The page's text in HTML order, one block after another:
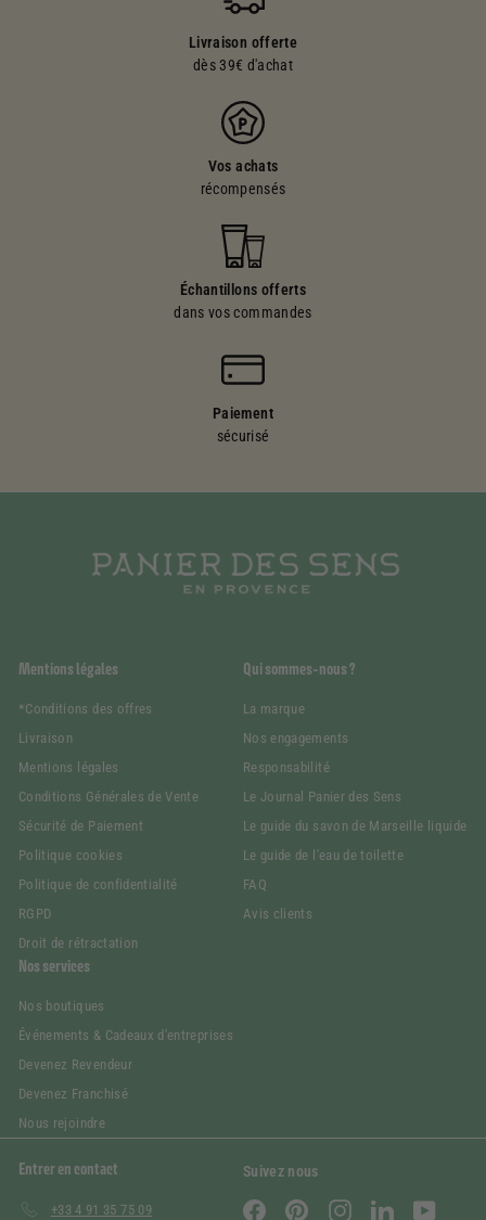
Livraison offerte
dès 39€ d'achat
Vos achats
récompensés
Échantillons offerts
dans vos commandes
Paiement
sécurisé
Mentions légales
*Conditions des offres
Livraison
Mentions légales
Conditions Générales de Vente
Sécurité de Paiement
Politique cookies
Politique de confidentialité
RGPD
Droit de rétractation
Qui sommes-nous ?
La marque
Nos engagements
Responsabilité
Le Journal Panier des Sens
Le guide du savon de Marseille liquide
Le guide de l'eau de toilette
FAQ
Avis clients
Nos services
Nos boutiques
Événements & Cadeaux d'entreprises
Devenez Revendeur
Devenez Franchisé
Nous rejoindre
Entrer en contact
+33 4 91 35 75 09
Suivez nous
FacebookPinterestInstagramLinkedIn